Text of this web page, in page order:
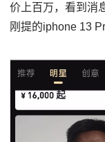
价上百万，看到消
刚提的iphone 13